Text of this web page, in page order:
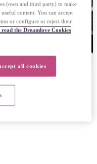
(own and third party) to make
content. You can accept
or configure or reject their
the Dreamlove Cookies
all cookies